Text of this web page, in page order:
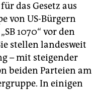
das Gesetz aus
von US-Bürgern
1070“ vor den
stellen landesweit
– mit steigender
beiden Parteien am
In einigen